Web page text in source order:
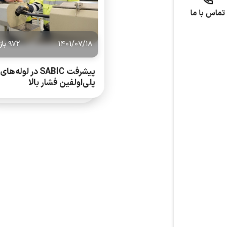
تماس با ما
1401/07/18 972 بازدید
پیشرفت SABIC در لوله‌های
پلی‌اولفین فشار بالا